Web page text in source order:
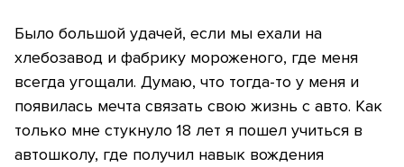
Было большой удачей, если мы ехали на
хлебозавод и фабрику мороженого, где меня
всегда угощали. Думаю, что тогда-то у меня и
появилась мечта связать свою жизнь с авто. Как
только мне стукнуло 18 лет я пошел учиться в
автошколу, где получил навык вождения